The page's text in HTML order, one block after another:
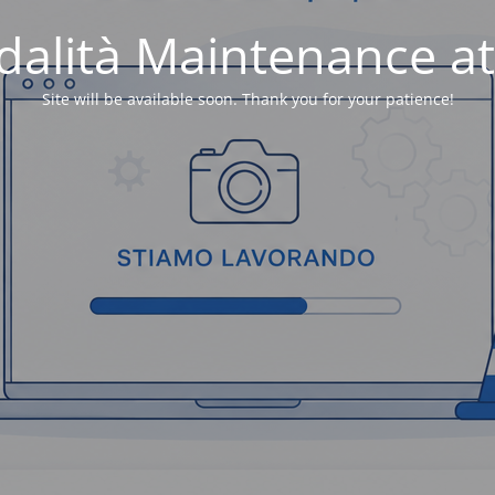
Maintenance
Site will be available soon. Thank you for your patience!